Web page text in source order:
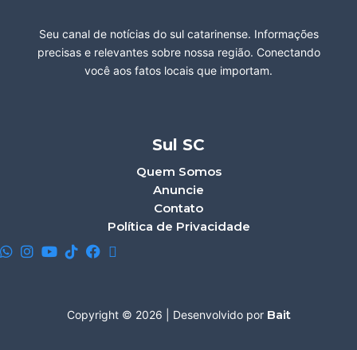
Seu canal de notícias do sul catarinense. Informações
precisas e relevantes sobre nossa região. Conectando
você aos fatos locais que importam.
Sul SC
Quem Somos
Anuncie
Contato
Política de Privacidade
Copyright © 2026 | Desenvolvido por Bait